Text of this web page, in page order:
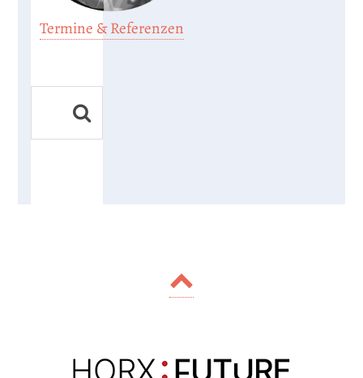
Termine & Referenzen